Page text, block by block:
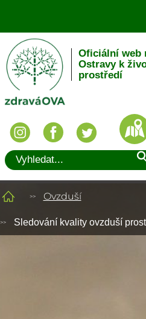
Oficiální web
Ostravy k
prostředí
Ovzduší
Sledování kvality ovzduší